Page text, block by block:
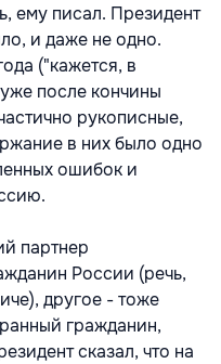
ему писал. Президент
и даже не одно.
("кажется, в
после кончины
рукописные,
в них было одно
ошибок и
партнер
России (речь,
другое - тоже
гражданин,
сказал, что на